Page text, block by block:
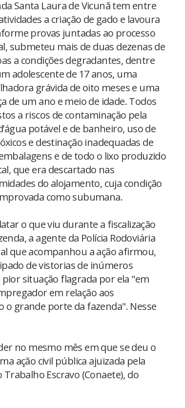
Santa Laura de Vicunã tem entre
a criação de gado e lavoura
provas juntadas ao processo
submeteu mais de duas dezenas de
a condições degradantes, dentre
adolescente de 17 anos, uma
grávida de oito meses e uma
de um ano e meio de idade. Todos
a riscos de contaminação pela
potável e de banheiro, uso de
e destinação inadequadas de
e de todo o lixo produzido
que era descartado nas
do alojamento, cuja condição
como subumana.
o que viu durante a fiscalização
a agente da Polícia Rodoviária
que acompanhou a ação afirmou,
de vistorias de inúmeros
situação flagrada por ela "em
em relação aos
o grande porte da fazenda". Nesse
no mesmo mês em que se deu o
ação civil pública ajuizada pela
Escravo (Conaete), do